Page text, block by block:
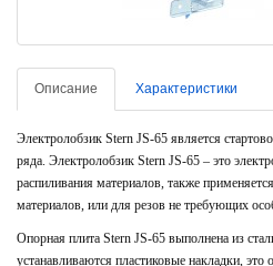
Описание Характеристики
Электролобзик Stern JS-65 является
ряда. Электролобзик Stern JS-65 – это
распиливания материалов, также
материалов, или для резов не требующих
Опорная плита Stern JS-65 выполнена из
устанавливаются пластиковые накладки,